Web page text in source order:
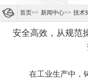
首页>> 新闻中心>> 技术
安全高效，从规范
在工业生产中，